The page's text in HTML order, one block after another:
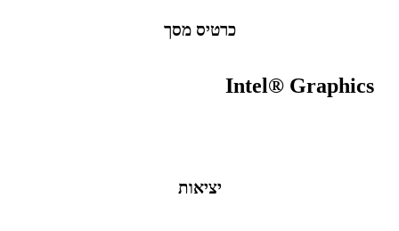
כרטיס מסך
Intel® Graphics
יציאות